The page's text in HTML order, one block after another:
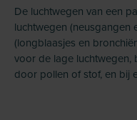
De luchtwegen van een
luchtwegen (neusgangen
(longblaasjes en
voor de lage luchtwegen,
door pollen of stof, en bij